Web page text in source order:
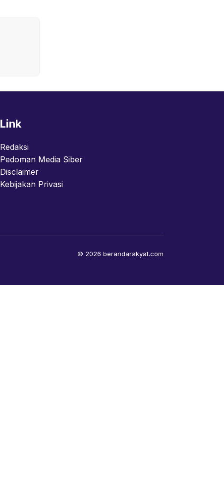
Link
Redaksi
Pedoman Media Siber
Disclaimer
Kebijakan Privasi
© 2026 berandarakyat.com